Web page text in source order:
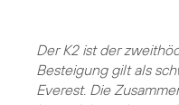
Der K2 ist der
Besteigung gilt als
Everest. Die